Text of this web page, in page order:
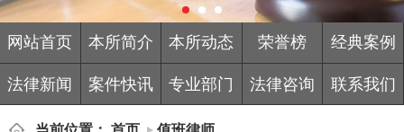
网站首页 本所简介 本所动态 荣誉榜 经典案例
法律新闻 案件快讯 专业部门 法律咨询 联系我们